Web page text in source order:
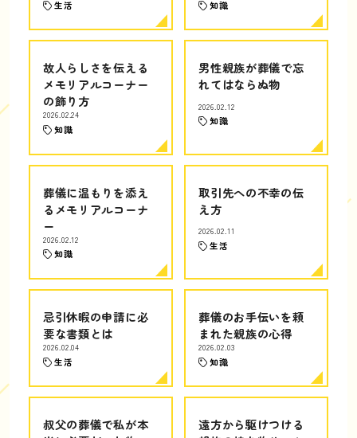
生活 知識
故人らしさを伝える
メモリアルコーナー
の飾り方
2026.02.24
知識
男性親族が葬儀で忘
れてはならぬ物
2026.02.12
知識
葬儀に温もりを添え
るメモリアルコーナ
ー
2026.02.12
知識
取引先への不幸の伝
え方
2026.02.11
生活
忌引休暇の申請に必
要な書類とは
2026.02.04
生活
葬儀のお手伝いを頼
まれた親族の心得
2026.02.03
知識
叔父の葬儀で私が本
遠方から駆けつける